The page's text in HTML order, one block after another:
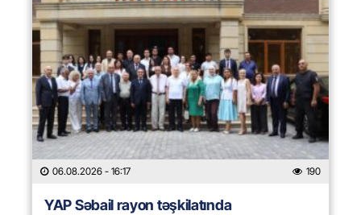
06.08.2026 - 16:17 190
YAP Səbail rayon təşkilatında